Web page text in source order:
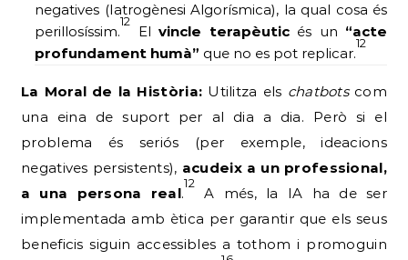
negatives (Iatrogènesi Algorísmica), la qual cosa és
perillosíssim.
12
El vincle terapèuticés un “acte
profundament humà” que no es pot replicar.
12
La Moral de la Història: Utilitza els chatbotscom
una eina de suport per al dia a dia. Però si el
problema és seriós (per exemple, ideacions
negatives persistents), acudeix a un professional,
a una persona real.
12
A més, la IA ha de ser
implementada amb ètica per garantir que els seus
beneficis siguin accessibles a tothom i promoguin